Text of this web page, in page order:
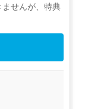
せんが、特典